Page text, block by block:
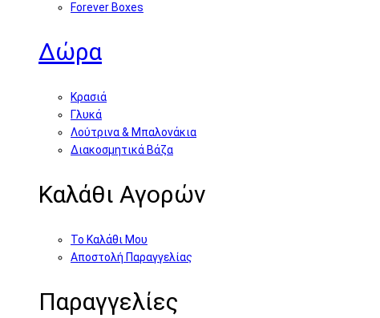
Forever Boxes
Δώρα
Κρασιά
Γλυκά
Λούτρινα & Μπαλονάκια
Διακοσμητικά Βάζα
Καλάθι Αγορών
Το Καλάθι Μου
Αποστολή Παραγγελίας
Παραγγελίες